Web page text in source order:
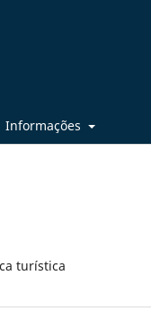
Informações
turística